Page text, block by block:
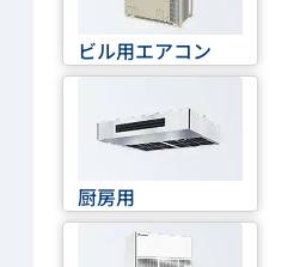
ビル用エアコン
厨房用